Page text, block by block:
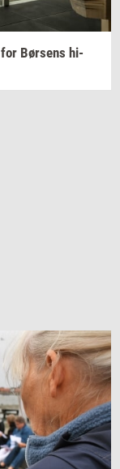
for Bør­sens hi­